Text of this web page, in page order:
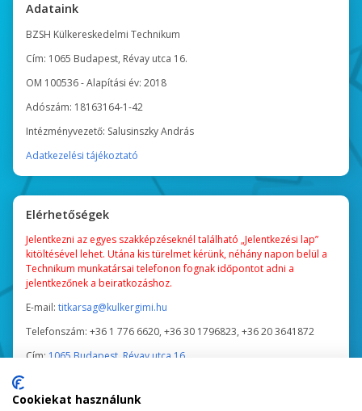
Adataink
BZSH Külkereskedelmi Technikum
Cím: 1065 Budapest, Révay utca 16.
OM 100536 - Alapítási év: 2018
Adószám: 18163164-1-42
Intézményvezető: Salusinszky András
Adatkezelési tájékoztató
Elérhetőségek
Jelentkezni az egyes szakképzéseknél található „Jelentkezési lap”
kitöltésével lehet. Utána kis türelmet kérünk, néhány napon belül a
Technikum munkatársai telefonon fognak időpontot adni a
jelentkezőnek a beiratkozáshoz.
E-mail: titkarsag@kulkergimi.hu
Telefonszám: +36 1 776 6620, +36 30 1796823, +36 20 3641872
Cím: 1065 Budapest, Révay utca 16.
Nappali tagozatosoknak: hétfő, kedd, csütörtök 9:00 - 15:00
Cookiekat használunk